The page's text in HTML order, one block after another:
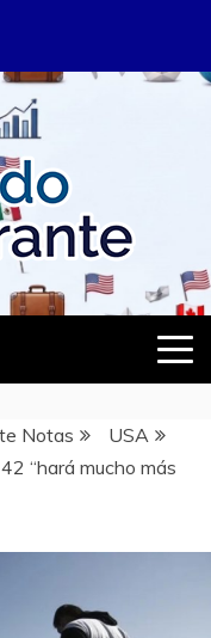
Notas
USA
“hará mucho más